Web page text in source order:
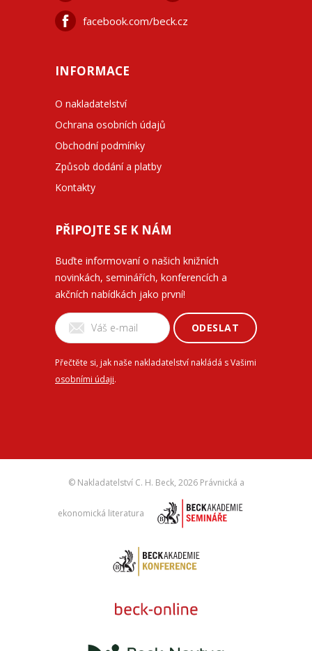
facebook.com/beck.cz
INFORMACE
O nakladatelství
Ochrana osobních údajů
Obchodní podmínky
Způsob dodání a platby
Kontakty
PŘIPOJTE SE K NÁM
Buďte informovaní o našich knižních
novinkách, seminářích, konferencích a
akčních nabídkách jako první!
ODESLAT
Přečtěte si, jak naše nakladatelství nakládá s Vašimi
osobními údaji.
© Nakladatelství C. H. Beck, 2026 Právnická a
ekonomická literatura